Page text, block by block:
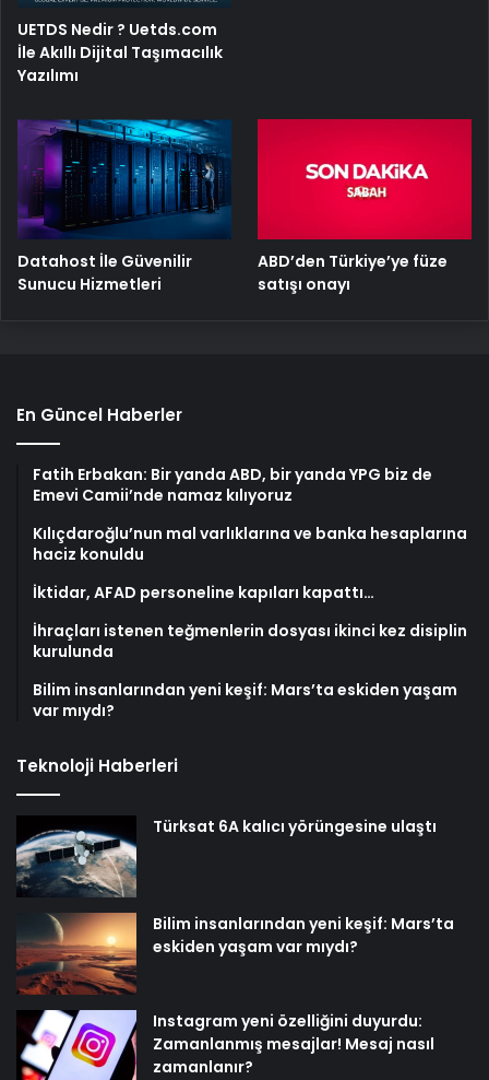
UETDS Nedir ? Uetds.com
İle Akıllı Dijital Taşımacılık
Yazılımı
Datahost İle Güvenilir
Sunucu Hizmetleri
ABD’den Türkiye’ye füze
satışı onayı
En Güncel Haberler
Fatih Erbakan: Bir yanda ABD, bir yanda YPG biz de
Emevi Camii’nde namaz kılıyoruz
Kılıçdaroğlu’nun mal varlıklarına ve banka hesaplarına
haciz konuldu
İktidar, AFAD personeline kapıları kapattı…
İhraçları istenen teğmenlerin dosyası ikinci kez disiplin
kurulunda
Bilim insanlarından yeni keşif: Mars’ta eskiden yaşam
var mıydı?
Teknoloji Haberleri
Türksat 6A kalıcı yörüngesine ulaştı
Bilim insanlarından yeni keşif: Mars’ta
eskiden yaşam var mıydı?
Instagram yeni özelliğini duyurdu:
Zamanlanmış mesajlar! Mesaj nasıl
zamanlanır?